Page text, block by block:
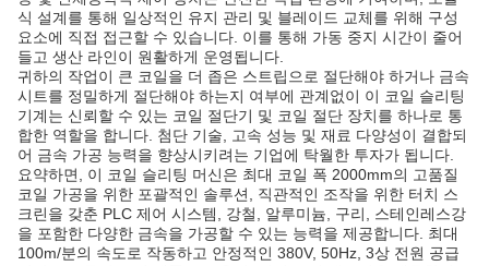
식 설계를 통해 일상적인 유지 관리 및 블레이드 교체를 위해 구성
요소에 직접 접근할 수 있습니다. 이를 통해 가동 중지 시간이 줄어
들고 생산 라인이 원활하게 운영됩니다.
귀하의 작업이 큰 코일을 더 좁은 스트립으로 절단해야 하거나 금속
시트를 정밀하게 절단해야 하는지 여부에 관계없이 이 코일 슬리팅
기계는 신뢰할 수 있는 코일 절단기 및 코일 절단 장치를 하나로 통
합한 역할을 합니다. 첨단 기술, 고속 성능 및 재료 다양성이 결합되
어 금속 가공 능력을 향상시키려는 기업에 탁월한 투자가 됩니다.
요약하면, 이 코일 슬리팅 머신은 최대 코일 폭 2000mm의 고품질
코일 가공을 위한 포괄적인 솔루션, 직관적인 조작을 위한 터치 스
크린을 갖춘 PLC 제어 시스템, 강철, 알루미늄, 구리, 스테인레스강
을 포함한 다양한 금속을 가공할 수 있는 능력을 제공합니다. 최대
100m/분의 속도로 작동하고 안정적인 380V, 50Hz, 3상 전원 공급